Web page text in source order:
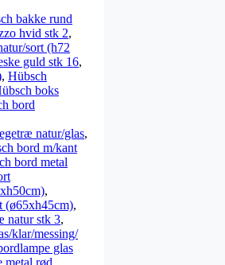
bakke rund
hvid stk 2,
sort (h72
guld stk 16,
, Hübsch
boks
bord
natur/glas,
bord m/kant
bord metal
,
(ø65xh45cm),
natur stk 3,
klar/messing/
glas
metal rød